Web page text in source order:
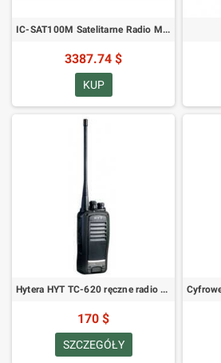
IC-SAT100M Satelitarne Radio Mobilne PTT
3387.74 $
KUP
Hytera HYT TC-620 ręczne radio UHF
170 $
SZCZEGÓŁY